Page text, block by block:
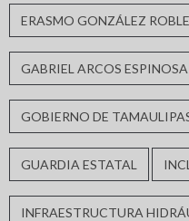
ERASMO GONZÁLEZ
GABRIEL ARCOS ESPINOSA
GOBIERNO DE
GUARDIA ESTATAL
INFRAESTRUCTURA